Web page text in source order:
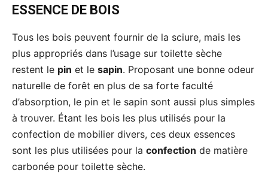
ESSENCE DE BOIS
Tous les bois peuvent fournir de la sciure, mais les
plus appropriés dans l’usage sur toilette sèche
restent le pin et le sapin. Proposant une bonne odeur
naturelle de forêt en plus de sa forte faculté
d’absorption, le pin et le sapin sont aussi plus simples
à trouver. Étant les bois les plus utilisés pour la
confection de mobilier divers, ces deux essences
sont les plus utilisées pour la confection de matière
carbonée pour toilette sèche.